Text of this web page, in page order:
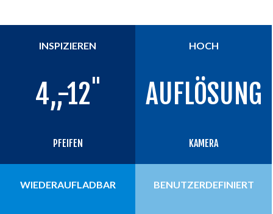
INSPIZIEREN
4„-12"
PFEIFEN
HOCH
AUFLÖSUNG
KAMERA
WIEDERAUFLADBAR BENUTZERDEFINIERT